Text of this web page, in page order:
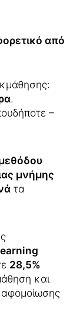
από
.
–
μνήμης
τα
28,5%
και
αφομοίωσης